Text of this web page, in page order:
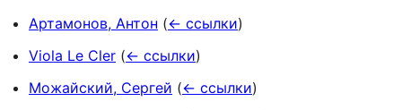
Артамонов, Антон (← ссылки)
Viola Le Cler (← ссылки)
Можайский, Сергей (← ссылки)